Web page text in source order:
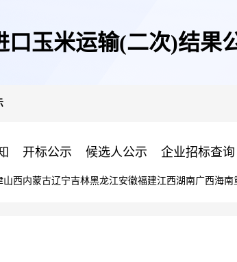
口玉米运输(二次)结果
开标公示 候选人公示 企业招标查询
山西内蒙古辽宁吉林黑龙江安徽福建江西湖南广西海南